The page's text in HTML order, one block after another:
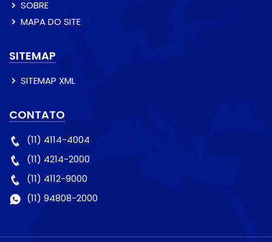
SOBRE
MAPA DO SITE
SITEMAP
SITEMAP XML
CONTATO
(11) 4114-4004
(11) 4214-2000
(11) 4112-9000
(11) 94808-2000